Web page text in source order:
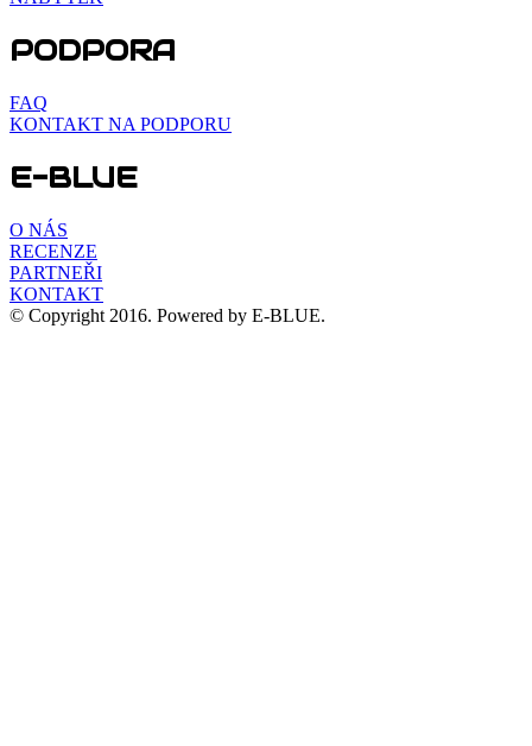
PODPORA
FAQ
KONTAKT NA PODPORU
E-BLUE
O NÁS
RECENZE
PARTNEŘI
KONTAKT
© Copyright 2016. Powered by E-BLUE.